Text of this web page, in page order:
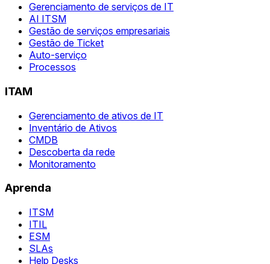
Gerenciamento de serviços de IT
AI ITSM
Gestão de serviços empresariais
Gestão de Ticket
Auto-serviço
Processos
ITAM
Gerenciamento de ativos de IT
Inventário de Ativos
CMDB
Descoberta da rede
Monitoramento
Aprenda
ITSM
ITIL
ESM
SLAs
Help Desks